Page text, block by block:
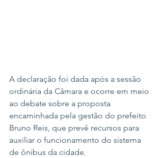
A declaração foi dada após a sessão
ordinária da Câmara e ocorre em meio
ao debate sobre a proposta
encaminhada pela gestão do prefeito
Bruno Reis, que prevê recursos para
auxiliar o funcionamento do sistema
de ônibus da cidade.